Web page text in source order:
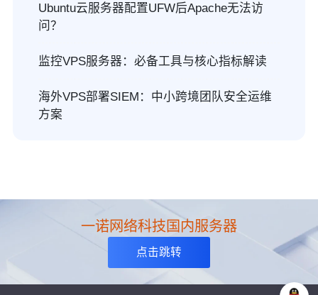
Ubuntu云服务器配置UFW后Apache无法访
问？
监控VPS服务器：必备工具与核心指标解读
海外VPS部署SIEM：中小跨境团队安全运维
方案
一诺网络科技国内服务器
点击跳转